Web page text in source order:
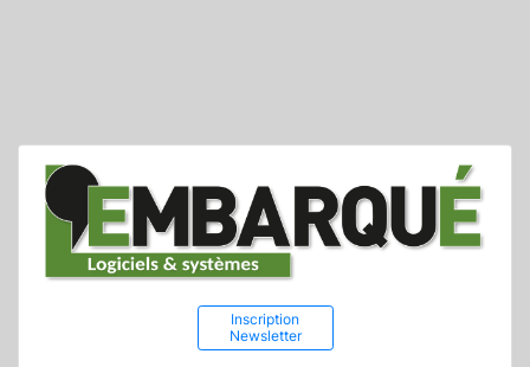
Inscription
Newsletter